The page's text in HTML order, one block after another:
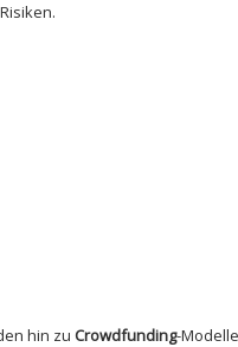
hin zu Crowdfunding-